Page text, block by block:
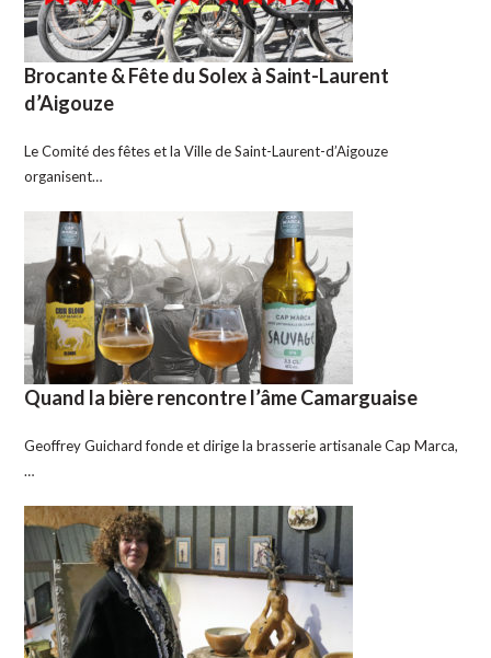
Brocante & Fête du Solex à Saint-Laurent
d’Aigouze
Le Comité des fêtes et la Ville de Saint-Laurent-d’Aigouze
organisent…
Quand la bière rencontre l’âme Camarguaise
Geoffrey Guichard fonde et dirige la brasserie artisanale Cap Marca,
…